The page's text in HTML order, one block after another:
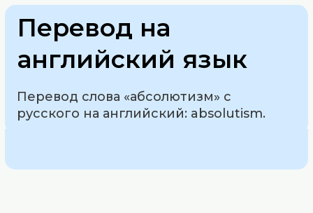
Перевод на
английский язык
Перевод слова «абсолютизм» с
русского на английский: absolutism.